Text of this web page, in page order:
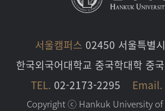
서울캠퍼스 02450 서울특별
한국외국어대학교 중국학대학 중
TEL. 02-2173-2295 Email.
Copyright ⓒ Hankuk University of